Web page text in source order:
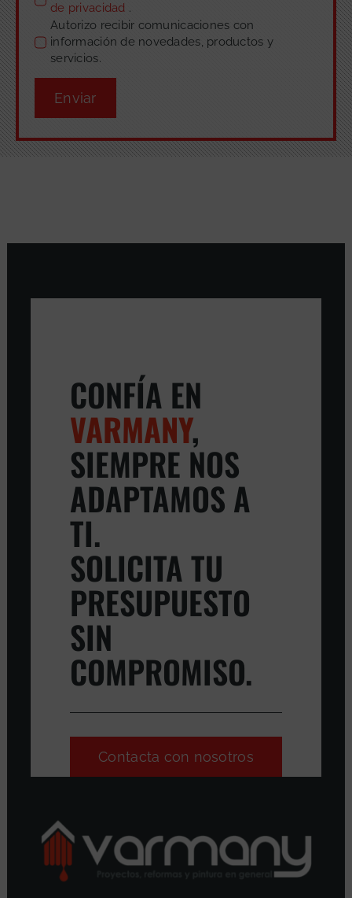
de privacidad .
Autorizo recibir comunicaciones con
información de novedades, productos y
servicios.
Enviar
CONFÍA EN
VARMANY,
SIEMPRE NOS
ADAPTAMOS A
TI.
SOLICITA TU
PRESUPUESTO
SIN
COMPROMISO.
Contacta con nosotros